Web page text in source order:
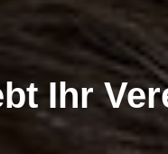
Ihr